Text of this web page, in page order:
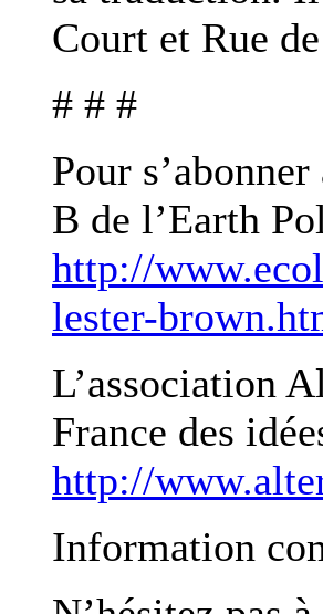
Court et Rue
# # #
Pour
B de l’Earth
http://
lester-
L’association
France des
http://
Information